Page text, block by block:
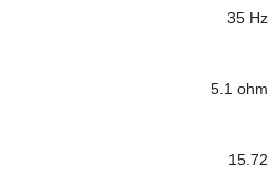
35 Hz
5.1 ohm
15.72